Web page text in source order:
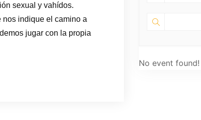
sexual y vahídos.
indique el camino a
jugar con la propia
No event found!